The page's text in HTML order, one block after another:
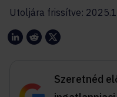
Utoljára frissítve:
Szeretnéd